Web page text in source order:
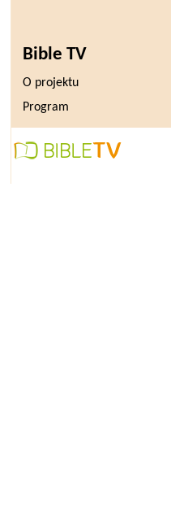
Bible TV
O projektu
Program